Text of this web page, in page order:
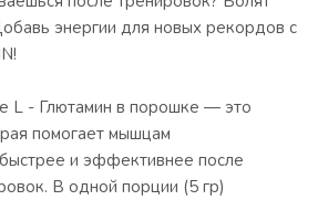
энергии для новых рекордов с
L - Глютамин в порошке — это
помогает мышцам
быстрее и эффективнее после
В одной порции (5 гр)